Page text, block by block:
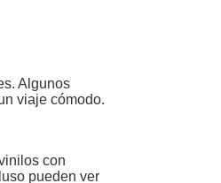
Algunos
viaje cómodo.
con
pueden ver